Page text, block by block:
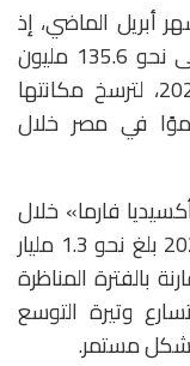
أبريل الماضي، إذ
ارتفعت مبيعاتها بنسبة 50.9% لتصل إلى نحو 135.6 مليون
جنيه، مقارنة بالشهر ذاته من عام 2025، لترسخ مكانتها
في مصر خلال
فارما» خلال
الاثني عشر شهرًا المنتهية في أبريل 2026 بلغ نحو 1.3 مليار
لافتًا بنسبة 66% مقارنة بالفترة المناظرة
وتيرة التوسع
بشكل مستمر.